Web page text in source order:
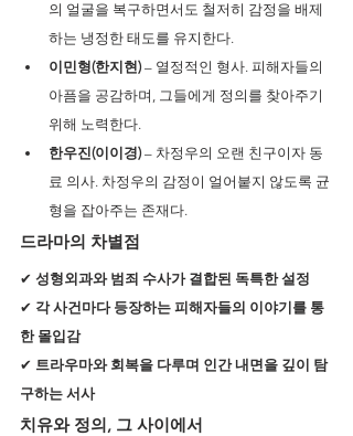
의 얼굴을 복구하면서도 철저히 감정을 배제
하는 냉정한 태도를 유지한다.
이민형(한지현) – 열정적인 형사. 피해자들의
아픔을 공감하며, 그들에게 정의를 찾아주기
위해 노력한다.
한우진(이이경) – 차정우의 오랜 친구이자 동
료 의사. 차정우의 감정이 얼어붙지 않도록 균
형을 잡아주는 존재다.
드라마의 차별점
✔ 성형외과와 범죄 수사가 결합된 독특한 설정
✔ 각 사건마다 등장하는 피해자들의 이야기를 통
한 몰입감
✔ 트라우마와 회복을 다루며 인간 내면을 깊이 탐
구하는 서사
치유와 정의, 그 사이에서